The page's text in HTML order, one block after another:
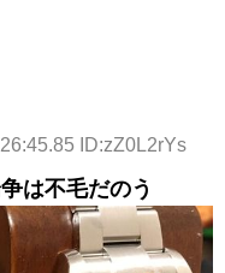
ID:zZ0L2rYs
は不毛だのう